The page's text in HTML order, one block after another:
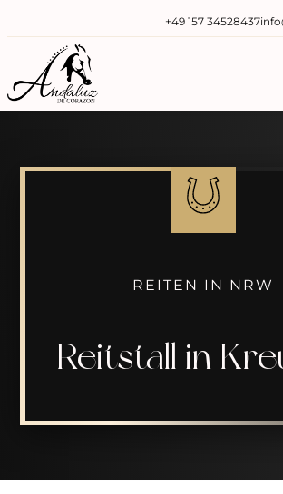
‭+49 157 34528437‬
REITEN IN NRW
Reitstall in